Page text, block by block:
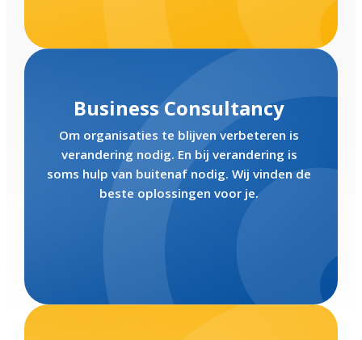
Business Consultancy
Om organisaties te blijven verbeteren is
verandering nodig. En bij verandering is
soms hulp van buitenaf nodig. Wij vinden de
beste oplossingen voor je.